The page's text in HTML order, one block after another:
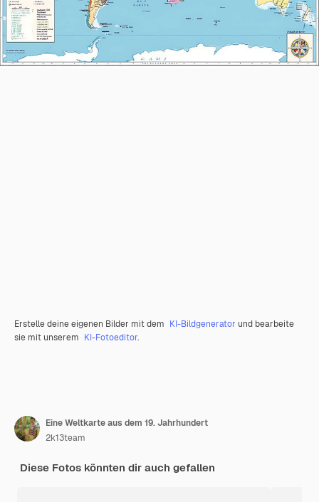
Erstelle deine eigenen Bilder mit dem KI-Bildgenerator und bearbeite
sie mit unserem KI-Fotoeditor.
Eine Weltkarte aus dem 19. Jahrhundert
2k13team
Diese Fotos könnten dir auch gefallen